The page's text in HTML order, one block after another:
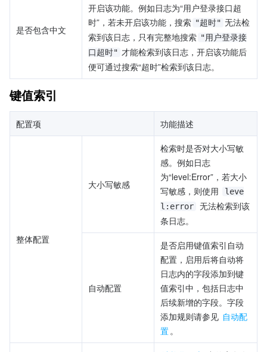
是否包含中文
开启该功能。例如日志为“用户登录接口超
时”，若未开启该功能，搜索 "超时" 无法检
索到该日志，只有完整地搜索 "用户登录接
口超时" 才能检索到该日志，开启该功能后
便可通过搜索“超时”检索到该日志。
键值索引
配置项 功能描述
整体配置
大小写敏感
检索时是否对大小写敏
感。例如日志
为“level:Error”，若大小
写敏感，则使用
leve
l:error
无法检索到该
条日志。
自动配置
是否启用键值索引自动
配置，启用后将自动将
日志内的字段添加到键
值索引中，包括日志中
后续新增的字段。字段
添加规则请参见 自动配
置。